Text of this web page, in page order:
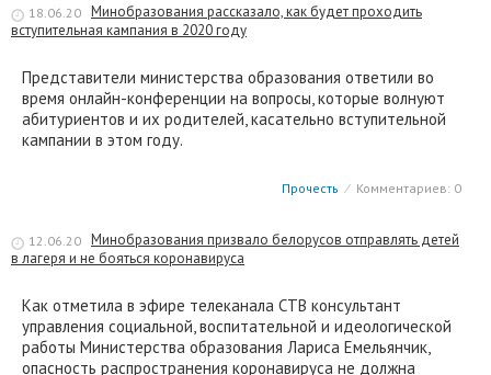
18.06.20 Минобразования рассказало, как будет проходить
вступительная кампания в 2020 году
Представители министерства образования ответили во
время онлайн-конференции на вопросы, которые волнуют
абитуриентов и их родителей, касательно вступительной
кампании в этом году.
Прочесть ⁄ Комментариев: 0
12.06.20 Минобразования призвало белорусов отправлять детей
в лагеря и не бояться коронавируса
Как отметила в эфире телеканала СТВ консультант
управления социальной, воспитательной и идеологической
работы Министерства образования Лариса Емельянчик,
опасность распространения коронавируса не должна